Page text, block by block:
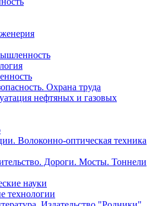
Охрана труда
нефтяных и газовых
Волоконно-оптическая техника
Дороги. Мосты. Тоннели
науки
технологии